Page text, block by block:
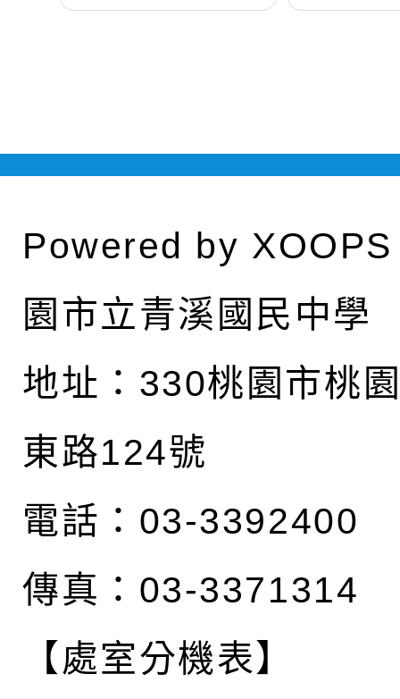
Powered by XOOPS
園市立青溪國民中學
地址： 330桃園市桃
東路124號
電話：03-3392400
傳真：03-3371314
【處室分機表】